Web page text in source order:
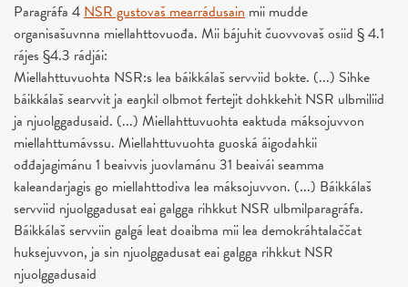
Paragráfa 4NSR gustovaš mearrádusain mii mudde
organisašuvnna miellahttovuođa. Mii bájuhit čuovvovaš osiid § 4.1
rájes §4.3 rádjái:
Miellahttuvuohta NSR:s lea báikkálaš servviid bokte. (...) Sihke
báikkálaš searvvit ja eaŋkil olbmot fertejit dohkkehit NSR ulbmiliid
ja njuolggadusaid. (...) Miellahttuvuohta eaktuda máksojuvvon
miellahttumávssu. Miellahttuvuohta guoská áigodahkii
ođđajagimánu 1 beaivvis juovlamánu 31 beaivái seamma
kaleandarjagis go miellahttodiva lea máksojuvvon. (...) Báikkálaš
servviid njuolggadusat eai galgga rihkkut NSR ulbmilparagráfa.
Báikkálaš servviin galgá leat doaibma mii lea demokráhtalaččat
huksejuvvon, ja sin njuolggadusat eai galgga rihkkut NSR
njuolggadusaid